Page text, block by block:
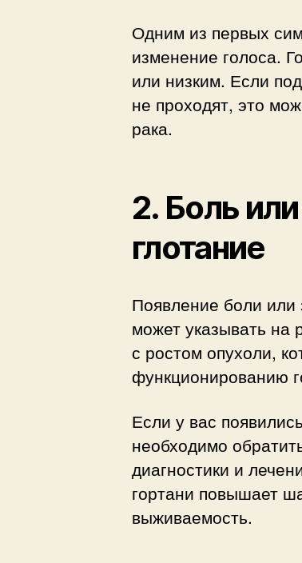
Одним из первых
изменение голоса.
или низким. Если
не проходят, это
рака.
2. Боль
глотание
Появление боли или
может указывать на
с ростом опухоли,
функционированию
Если у вас
необходимо
диагностики и
гортани повышает
выживаемость.